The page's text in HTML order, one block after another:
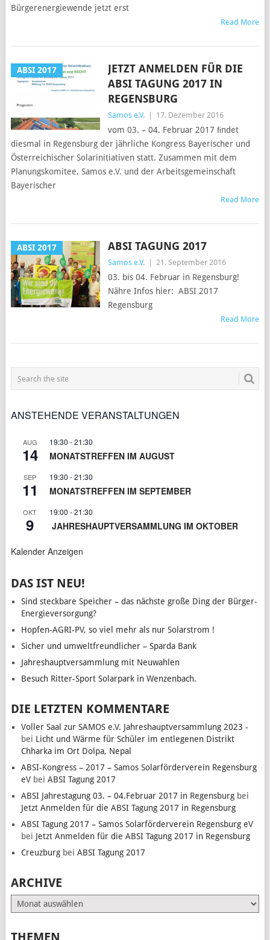
Bürgerenergiewende jetzt erst
Read More
ABSI 2017
JETZT ANMELDEN FÜR DIE
ABSI TAGUNG 2017 IN
REGENSBURG
Samos e.V. 17. Dezember 2016
vom 03. – 04. Februar 2017 ﬁndet
diesmal in Regensburg der jährliche Kongress Bayerischer und
Österreichischer Solarinitiativen statt. Zusammen mit dem
Planungskomitee, Samos e.V. und der Arbeitsgemeinschaft
Bayerischer
Read More
ABSI 2017 ABSI TAGUNG 2017
Samos e.V. 21. September 2016
03. bis 04. Februar in Regensburg!
Nähre Infos hier: ABSI 2017
Regensburg
Read More
POSTS
NAVIGATION
ANSTEHENDE VERANSTALTUNGEN
AUG
14
19:30 -21:30
MONATSTREFFEN IM AUGUST
SEP
11
19:30 -21:30
MONATSTREFFEN IM SEPTEMBER
OKT
9
19:00 -21:30
JAHRESHAUPTVERSAMMLUNG IM OKTOBER
Kalender Anzeigen
DAS IST NEU!
Sind steckbare Speicher – das nächste große Ding der Bürger-
Energieversorgung?
Hopfen-AGRI-PV, so viel mehr als nur Solarstrom !
Sicher und umweltfreundlicher – Sparda Bank
Jahreshauptversammlung mit Neuwahlen
Besuch Ritter-Sport Solarpark in Wenzenbach.
DIE LETZTEN KOMMENTARE
Voller Saal zur SAMOS e.V. Jahreshauptversammlung 2023 -
bei Licht und Wärme für Schüler im entlegenen Distrikt
Chharka im Ort Dolpa, Nepal
ABSI-Kongress – 2017 – Samos Solarförderverein Regensburg
eVbei ABSI Tagung 2017
ABSI Jahrestagung 03. – 04.Februar 2017 in Regensburgbei
Jetzt Anmelden für die ABSI Tagung 2017 in Regensburg
ABSI Tagung 2017 – Samos Solarförderverein Regensburg eV
bei Jetzt Anmelden für die ABSI Tagung 2017 in Regensburg
Creuzburgbei ABSI Tagung 2017
ARCHIVE
Archive